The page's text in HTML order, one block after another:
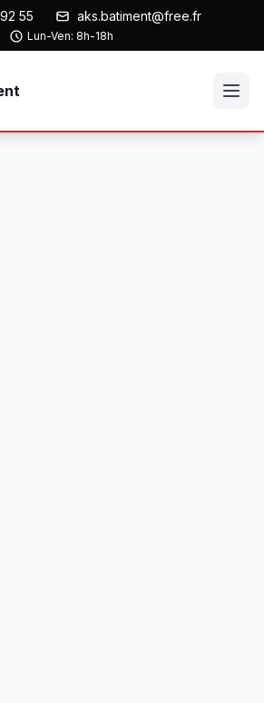
55 aks.batiment@free.fr
Lun-Ven: 8h-18h